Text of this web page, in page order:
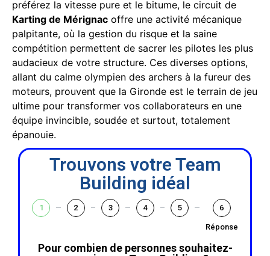
préférez la vitesse pure et le bitume, le circuit de
Karting de Mérignac offre une activité mécanique
palpitante, où la gestion du risque et la saine
compétition permettent de sacrer les pilotes les plus
audacieux de votre structure. Ces diverses options,
allant du calme olympien des archers à la fureur des
moteurs, prouvent que la Gironde est le terrain de jeu
ultime pour transformer vos collaborateurs en une
équipe invincible, soudée et surtout, totalement
épanouie.
Trouvons votre Team
Building idéal
1 2 3 4 5 6
Réponse
Pour combien de personnes souhaitez-